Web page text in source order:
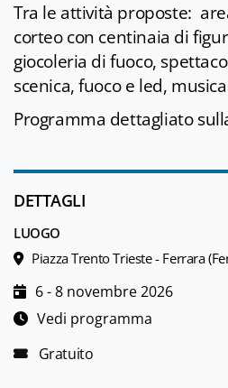
Tra le attività proposte:
corteo con centinaia di
giocoleria di fuoco,
scenica, fuoco e led,
Programma dettagliato
DETTAGLI
LUOGO
Piazza Trento Trieste - Ferrara
6 - 8 novembre 2026
Vedi programma
Gratuito